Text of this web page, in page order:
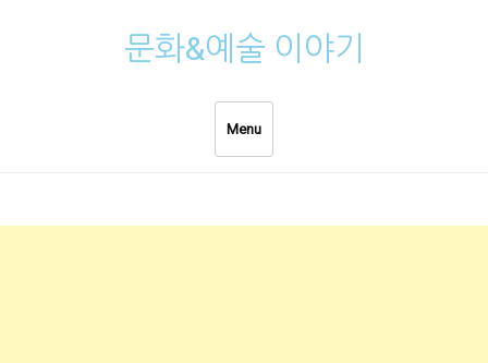
문화&예술 이야기
Menu